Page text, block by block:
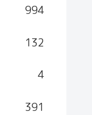
994
132
4
391